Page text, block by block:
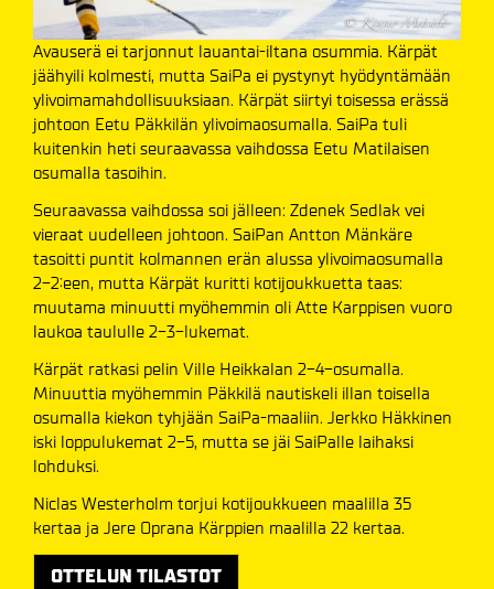
Avauserä ei tarjonnut lauantai-iltana osummia. Kärpät
jäähyili kolmesti, mutta SaiPa ei pystynyt hyödyntämään
ylivoimamahdollisuuksiaan. Kärpät siirtyi toisessa erässä
johtoon Eetu Päkkilän ylivoimaosumalla. SaiPa tuli
kuitenkin heti seuraavassa vaihdossa Eetu Matilaisen
osumalla tasoihin.
Seuraavassa vaihdossa soi jälleen: Zdenek Sedlak vei
vieraat uudelleen johtoon. SaiPan Antton Mänkäre
tasoitti puntit kolmannen erän alussa ylivoimaosumalla
2-2:een, mutta Kärpät kuritti kotijoukkuetta taas:
muutama minuutti myöhemmin oli Atte Karppisen vuoro
laukoa taululle 2-3-lukemat.
Kärpät ratkasi pelin Ville Heikkalan 2-4-osumalla.
Minuuttia myöhemmin Päkkilä nautiskeli illan toisella
osumalla kiekon tyhjään SaiPa-maaliin. Jerkko Häkkinen
iski loppulukemat 2-5, mutta se jäi SaiPalle laihaksi
lohduksi.
Niclas Westerholm torjui kotijoukkueen maalilla 35
kertaa ja Jere Oprana Kärppien maalilla 22 kertaa.
OTTELUN TILASTOT